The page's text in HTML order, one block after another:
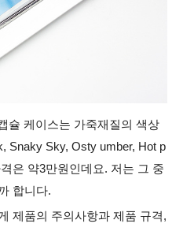
슐 케이스는 가죽재질의 색상
Snaky Sky, Osty umber, Hot p
은 약3만원인데요. 저는 그 중
합니다.
제품의 주의사항과 제품 규격,